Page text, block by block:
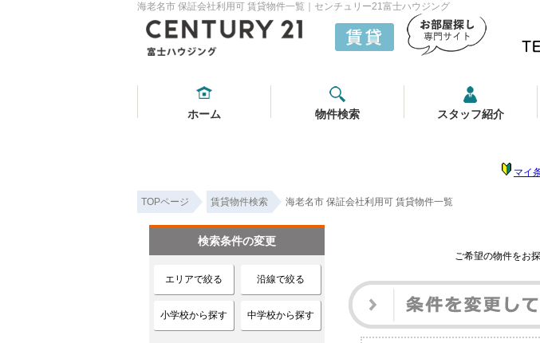
海老名市 保証会社利用可 賃貸物件一覧｜センチュリー21富士ハウジング
ホーム 物件検索 スタッフ紹介
マイ
TOPページ 賃貸物件検索 海老名市 保証会社利用可 賃貸物件一覧
ご希望の物件をお
検索条件の変更
エリアで絞る 沿線で絞る
小学校から探す 中学校から探す